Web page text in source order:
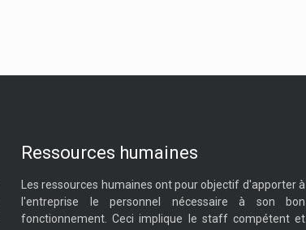
Ressources humaines
Les ressources humaines ont pour objectif d'apporter à
l'entreprise le personnel nécessaire à son bon
fonctionnement. Ceci implique le staff compétent et